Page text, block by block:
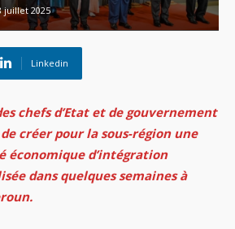
juillet 2025
Linkedin
chefs d’Etat et de gouvernement
créer pour la sous-région une
économique d’intégration
dans quelques semaines à